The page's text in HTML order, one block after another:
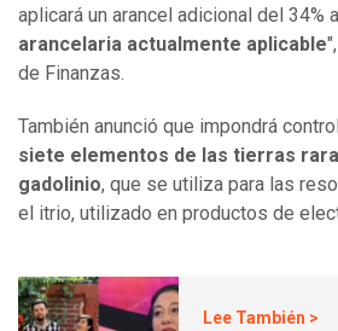
aplicará un arancel adicional del 34%
arancelaria actualmente aplicable
de Finanzas.
También anunció que impondrá
siete elementos de las tierras
gadolinio, que se utiliza para las
el itrio, utilizado en productos de
Lee También >